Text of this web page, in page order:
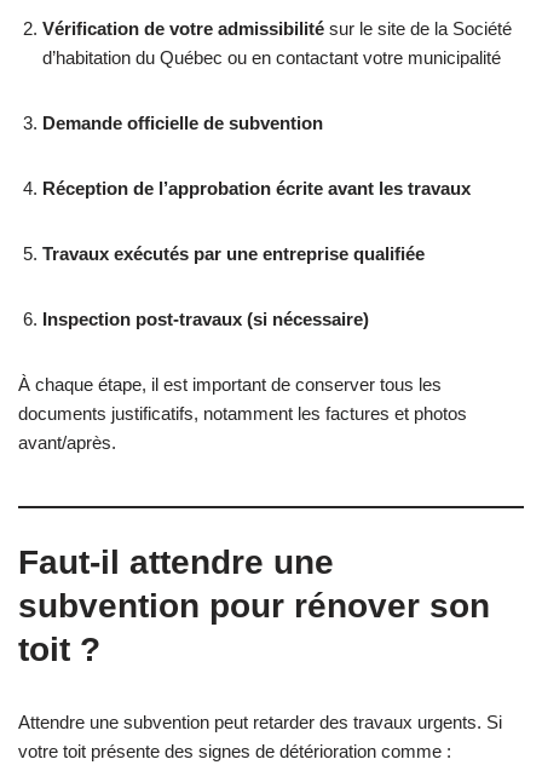
Vérification de votre admissibilité sur le site de la Société
d’habitation du Québec ou en contactant votre municipalité
Demande officielle de subvention
Réception de l’approbation écrite avant les travaux
Travaux exécutés par une entreprise qualifiée
Inspection post-travaux (si nécessaire)
À chaque étape, il est important de conserver tous les
documents justificatifs, notamment les factures et photos
avant/après.
Faut-il attendre une
subvention pour rénover son
toit ?
Attendre une subvention peut retarder des travaux urgents. Si
votre toit présente des signes de détérioration comme :